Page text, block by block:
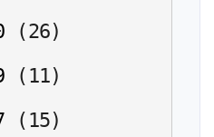
(26)
( 11)
( 15)